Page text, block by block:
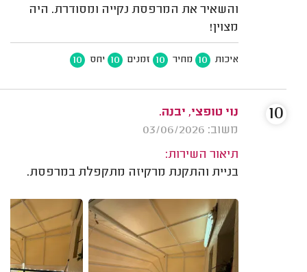
והשאיר את המרפסת נקייה ומסודרת. היה
מצוין!
איכות 10 מחיר 10 זמנים 10 יחס 10
נוי טופצי, יבנה.
משוב: 03/06/2026
תיאור השירות:
בניית והתקנת מרקיזה מתקפלת במרפסת.
10